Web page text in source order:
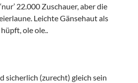
22.000 Zuschauer, aber die
Leichte Gänsehaut als
ole ole..
sicherlich (zurecht) gleich sein